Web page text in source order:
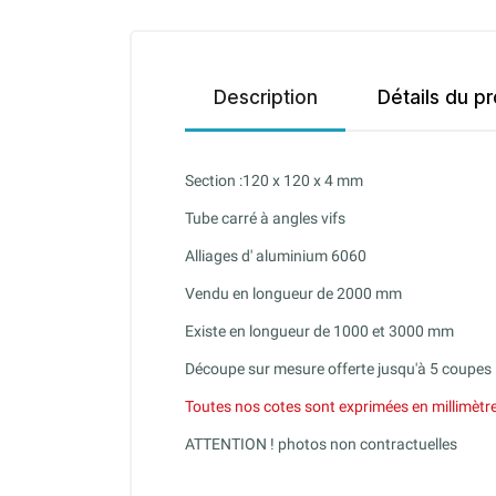
Description Détails du
Section :120 x 120 x 4 mm
Tube carré à angles vifs
Alliages d' aluminium 6060
Vendu en longueur de 2000 mm
Existe en longueur de 1000 et 3000 mm
Découpe sur mesure offerte jusqu'à 5 coupes
Toutes nos cotes sont exprimées en
ATTENTION ! photos non contractuelles